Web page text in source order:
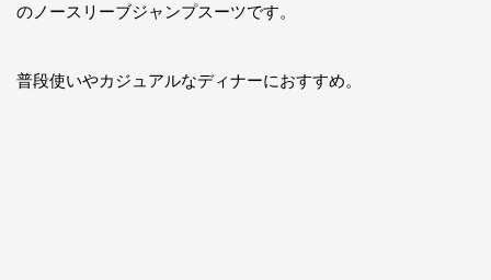
のノースリーブジャンプスーツです。
普段使いやカジュアルなディナーにおすすめ。